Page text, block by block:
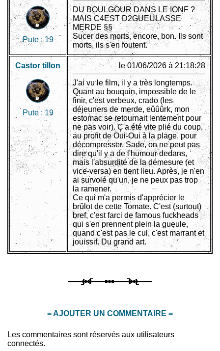
Pute :19
DU BOULGOUR DANS LE IONF ?
MAIS C4EST D2GUEULASSE
MERDE §§
Sucer des morts, encore, bon. Ils sont
morts, ils s'en foutent.
Castor tillon
Pute :19
le 01/06/2026 à 21:18:28
J'ai vu le film, il y a très longtemps.
Quant au bouquin, impossible de le
finir, c'est verbeux, crado (les
déjeuners de merde, eûûûrk, mon
estomac se retournait lentement pour
ne pas voir). Ç'a été vite plié du coup,
au profit de Oui-Oui à la plage, pour
décompresser. Sade, on ne peut pas
dire qu'il y a de l'humour dedans,
mais l'absurdité de la démesure (et
vice-versa) en tient lieu. Après, je n'en
ai survolé qu'un, je ne peux pas trop
la ramener.
Ce qui m'a permis d'apprécier le
brûlot de cette Tomate. C'est (surtout)
bref, c'est farci de famous fuckheads
qui s'en prennent plein la gueule,
quand c'est pas le cul, c'est marrant et
jouissif. Du grand art.
= AJOUTER UN COMMENTAIRE =
Les commentaires sont réservés aux utilisateurs
connectés.